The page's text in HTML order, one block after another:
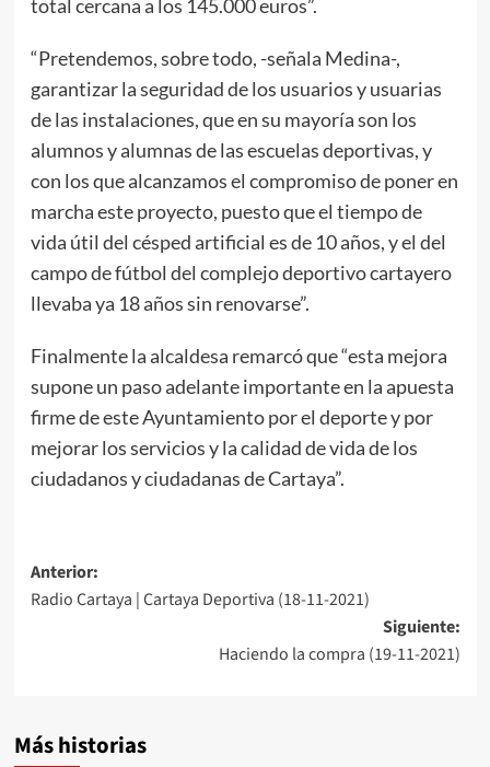
total cercana a los 145.000 euros”.
“Pretendemos, sobre todo, -señala Medina-,
garantizar la seguridad de los usuarios y usuarias
de las instalaciones, que en su mayoría son los
alumnos y alumnas de las escuelas deportivas, y
con los que alcanzamos el compromiso de poner en
marcha este proyecto, puesto que el tiempo de
vida útil del césped artificial es de 10 años, y el del
campo de fútbol del complejo deportivo cartayero
llevaba ya 18 años sin renovarse”.
Finalmente la alcaldesa remarcó que “esta mejora
supone un paso adelante importante en la apuesta
firme de este Ayuntamiento por el deporte y por
mejorar los servicios y la calidad de vida de los
ciudadanos y ciudadanas de Cartaya”.
Anterior:
Radio Cartaya | Cartaya Deportiva (18-11-2021)
Siguiente:
Haciendo la compra (19-11-2021)
Más historias